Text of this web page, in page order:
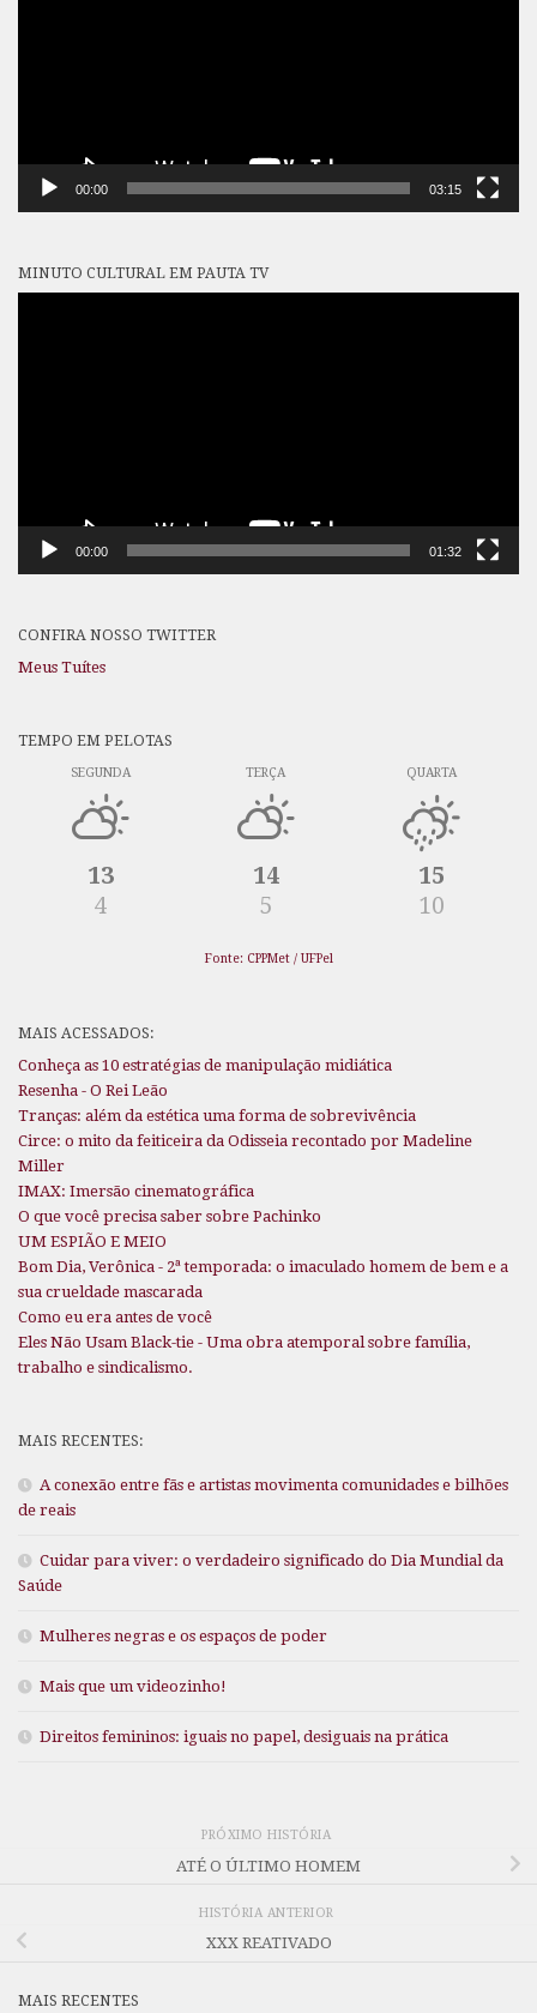
00:00 03:15
MINUTO CULTURAL EM PAUTA TV
00:00 01:32
CONFIRA NOSSO TWITTER
Meus Tuítes
TEMPO EM PELOTAS
SEGUNDA
13
4
TERÇA
14
5
QUARTA
15
10
Fonte: CPPMet / UFPel
MAIS ACESSADOS:
Conheça as 10 estratégias de manipulação midiática
Resenha - O Rei Leão
Tranças: além da estética uma forma de sobrevivência
Circe: o mito da feiticeira da Odisseia recontado por Madeline
Miller
IMAX: Imersão cinematográfica
O que você precisa saber sobre Pachinko
UM ESPIÃO E MEIO
Bom Dia, Verônica - 2ª temporada: o imaculado homem de bem e a
sua crueldade mascarada
Como eu era antes de você
Eles Não Usam Black-tie - Uma obra atemporal sobre família,
trabalho e sindicalismo.
MAIS RECENTES:
A conexão entre fãs e artistas movimenta comunidades e bilhões
de reais
Cuidar para viver: o verdadeiro significado do Dia Mundial da
Saúde
Mulheres negras e os espaços de poder
Mais que um videozinho!
Direitos femininos: iguais no papel, desiguais na prática
PRÓXIMO HISTÓRIA
ATÉ O ÚLTIMO HOMEM
HISTÓRIA ANTERIOR
XXX REATIVADO
MAIS RECENTES